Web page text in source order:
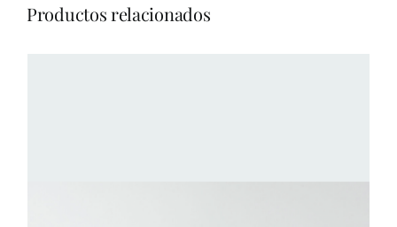
Productos relacionados